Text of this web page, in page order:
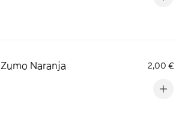
Zumo Naranja 2,00 €